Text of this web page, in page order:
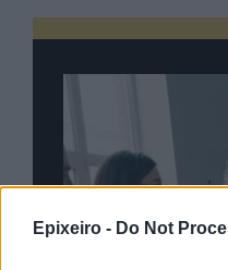
Epixeiro - Do Not